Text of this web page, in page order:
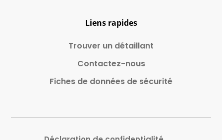
Liens rapides
Trouver un détaillant
Contactez-nous
Fiches de données de sécurité